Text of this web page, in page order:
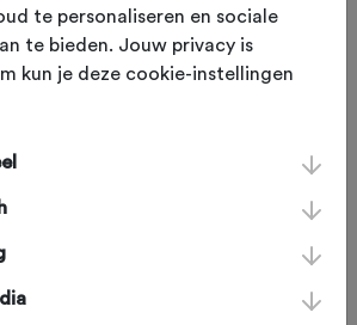
andere sportieve fietsers op
route?
van de volgende
te personaliseren en sociale
te bieden. Jouw privacy is
kun je deze cookie-instellingen